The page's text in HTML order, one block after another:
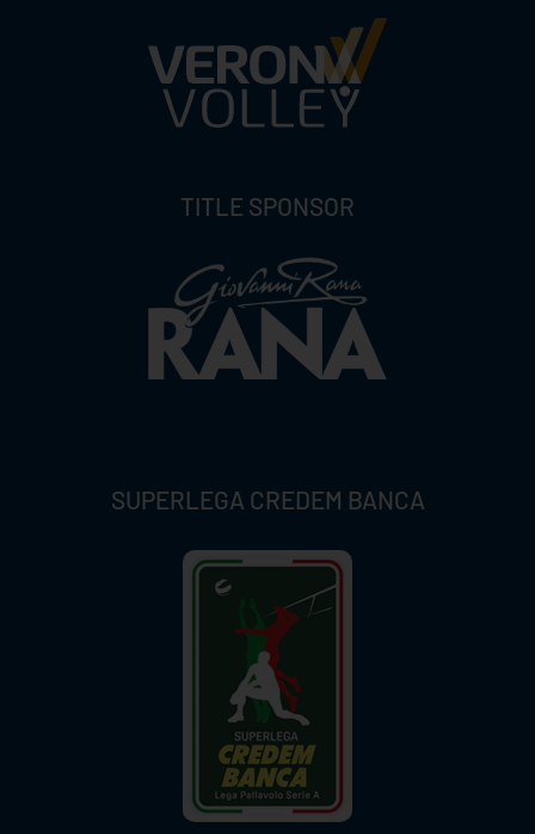
TITLE SPONSOR
SUPERLEGA CREDEM BANCA